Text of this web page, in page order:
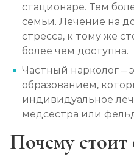
стационаре. Тем
семьи. Лечение на
стресса, к тому же
более чем доступна.
Частный нарколог –
образованием,
индивидуальное
медсестра или
Почему стоит